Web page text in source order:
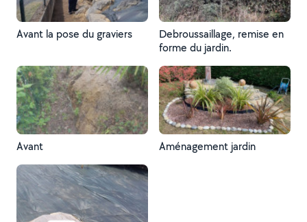
Avant la pose du graviers
Debroussaillage, remise en
forme du jardin.
Avant Aménagement jardin